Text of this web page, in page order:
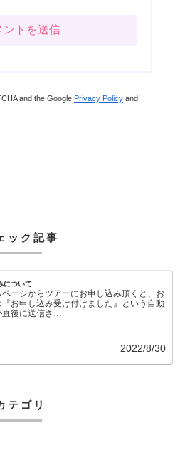
and the Google Privacy Policy and
ック記事
について
ページからツアーにお申し込み頂くと、お
『お申し込み受け付けました』という自動
直後に送信さ…
2022/8/30
テゴリ